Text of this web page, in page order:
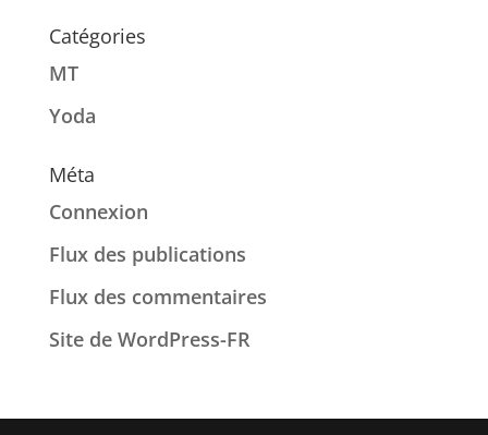
Catégories
MT
Yoda
Méta
Connexion
Flux des publications
Flux des commentaires
Site de WordPress-FR